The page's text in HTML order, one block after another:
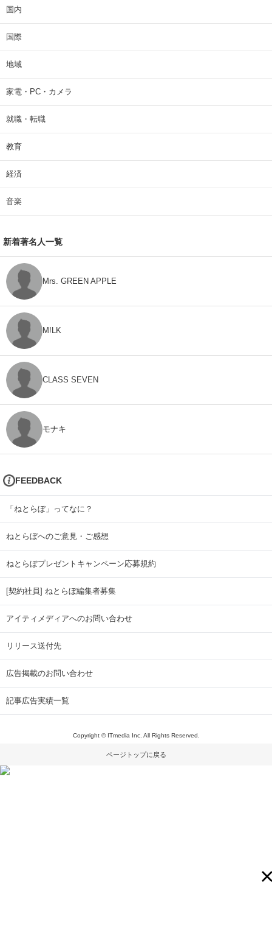
国内
国際
地域
家電・PC・カメラ
就職・転職
教育
経済
音楽
新着著名人一覧
Mrs. GREEN APPLE
M!LK
CLASS SEVEN
モナキ
FEEDBACK
「ねとらぼ」ってなに？
ねとらぼへのご意見・ご感想
ねとらぼプレゼントキャンペーン応募規約
[契約社員] ねとらぼ編集者募集
アイティメディアへのお問い合わせ
リリース送付先
広告掲載のお問い合わせ
記事広告実績一覧
Copyright © ITmedia Inc. All Rights Reserved.
ページトップに戻る